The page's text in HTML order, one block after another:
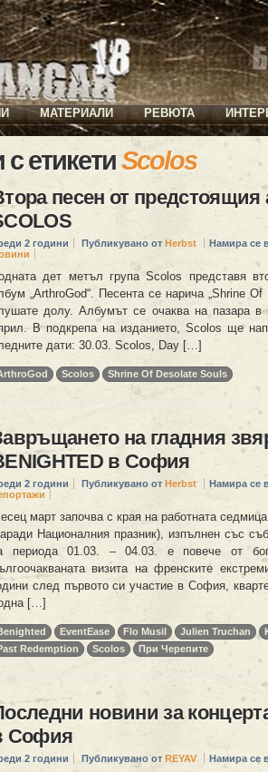
МАТЕРИАЛИ РЕВЮТА
етикетиScolos
песен от предстоящия
2 години Публикувано от Herbst Намира се
дет метъл група Scolos представя
„ArthroGod“. Песента се нарича „Shrine
долу. Албумът се очаква на пазара
В подкрепа на изданието, Scolos ще
дати: 30.03. Scolos, Day […]
Scolos Shrine Of Desolate Souls
на гладния
в София
2 години Публикувано от Herbst Намира се
март започва с края на работната
Националния празник), изпълнен със
периода 01.03. – 04.03. е повече от
визита на френските
след първото си участие в София,
[…]
EventEase Flo Musil Julien Truchan
Redemption
Scolos При Черепите
новини за
София
2 години Публикувано от REYAV Намира се